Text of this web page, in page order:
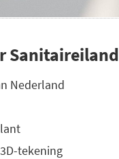
Sanitaireiland
Nederland
tekening